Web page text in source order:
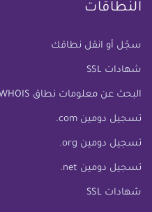
النطاقات
سجّل أو انقل نطاقك
شهادات SSL
البحث عن معلومات نطاق WHOIS
تسجيل دومين com.
تسجيل دومين org.
تسجيل دومين net.
شهادات SSL